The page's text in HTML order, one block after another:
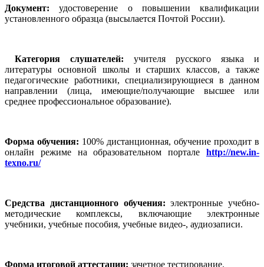
Документ: удостоверение о повышении квалификации
установленного образца (высылается Почтой России).
Категория слушателей: учителя русского языка и
литературы основной школы и старших классов, а также
педагогические работники, специализирующиеся в данном
направлении (лица, имеющие/получающие высшее или
среднее профессиональное образование).
Форма обучения: 100% дистанционная, обучение проходит в
онлайн режиме на образовательном портале http://new.in-
texno.ru/
Средства дистанционного обучения: электронные учебно-
методические комплексы, включающие электронные
учебники, учебные пособия, учебные видео-, аудиозаписи.
Форма итоговой аттестации: зачетное тестирование.